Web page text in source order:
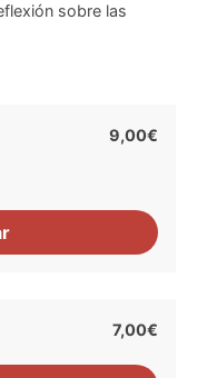
sobre las
9,00€
7,00€